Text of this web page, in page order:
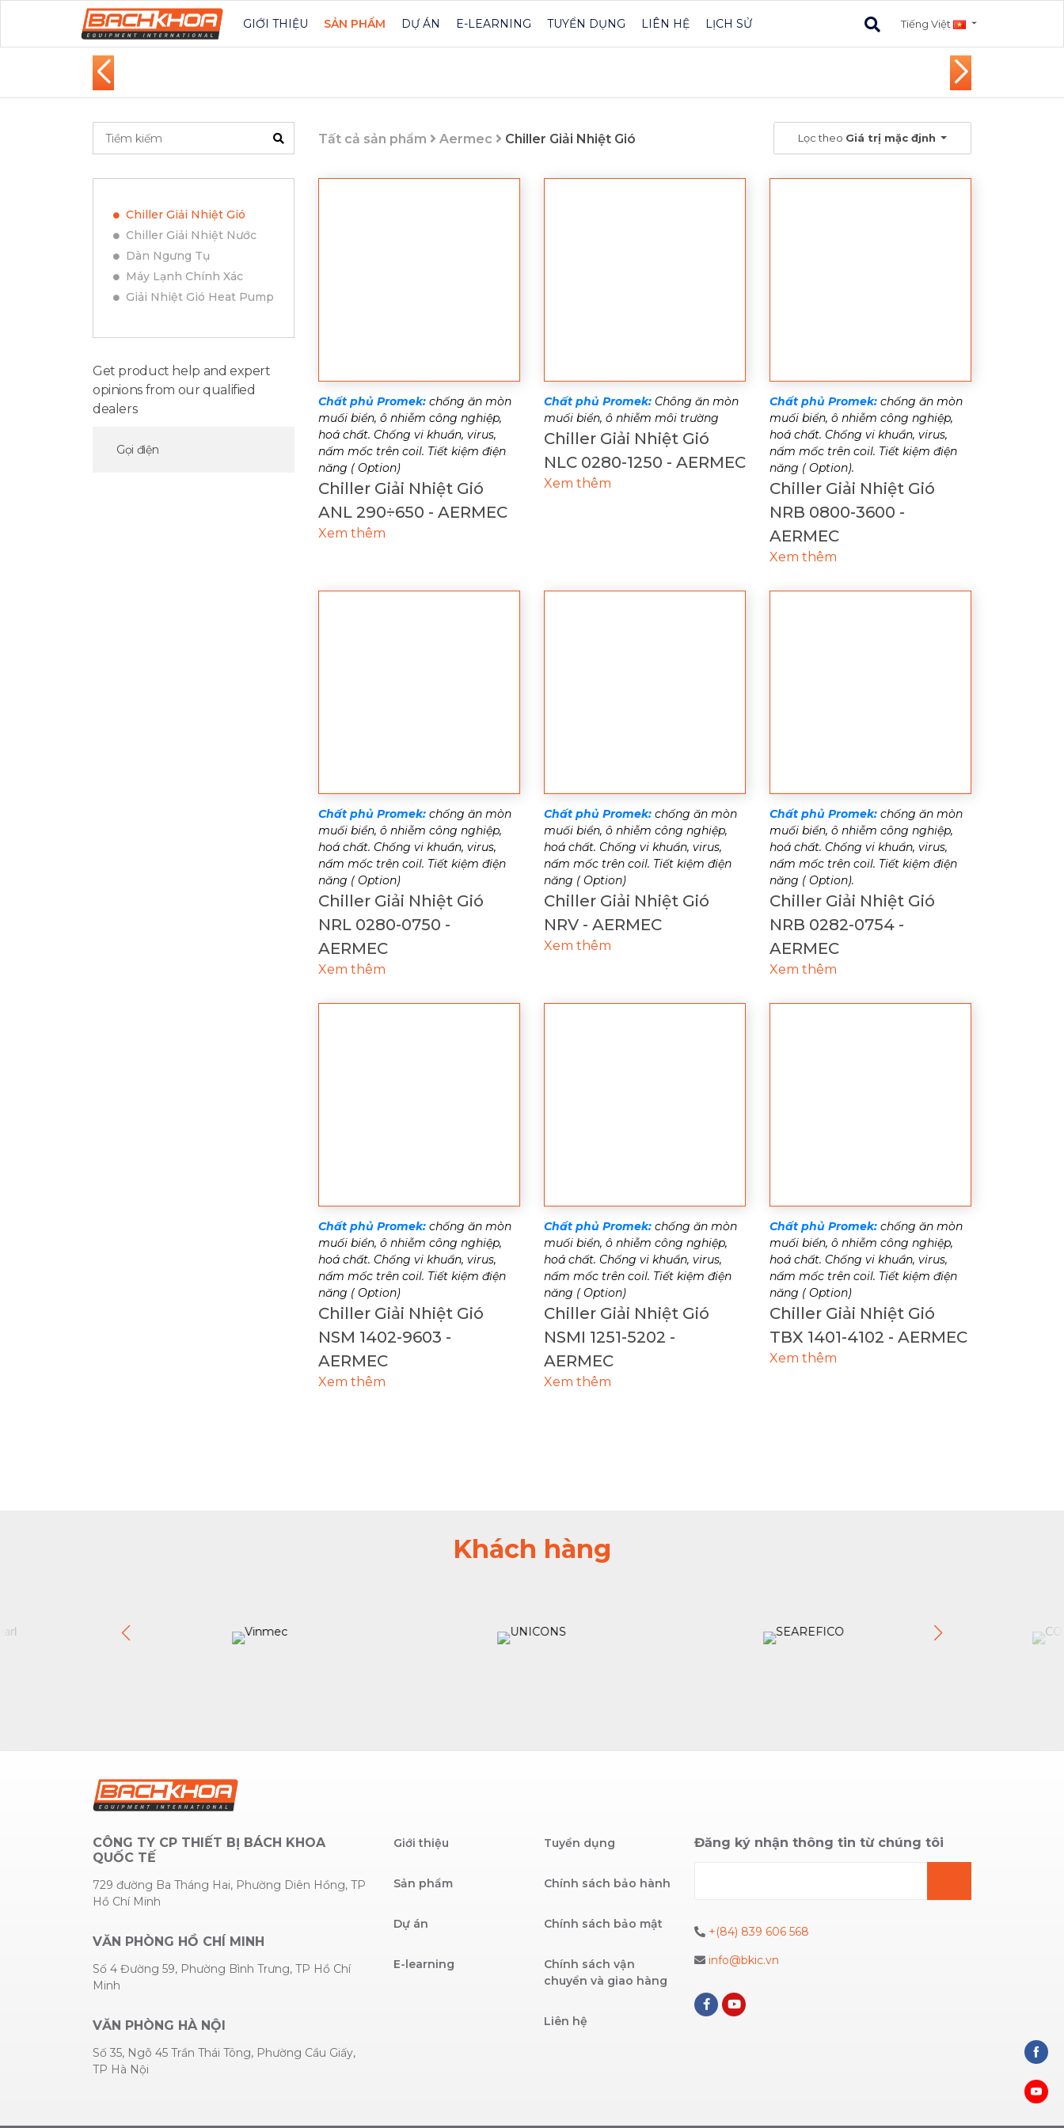
GIỚI THIỆU SẢN PHẨM DỰ ÁN E-LEARNING TUYỂN DỤNG LIÊN HỆ LỊCH SỬ Tiếng Việt
Tất cả sản phẩm Aermec Chiller Giải Nhiệt Gió Lọc theo Giá trị mặc đjnh
Chất phủ Promek: chống ăn mòn
muối biển, ô nhiễm công nghiệp,
hoá chất. Chống vi khuẩn, virus,
nấm mốc trên coil. Tiết kiệm điện
năng ( Option)
Chiller Giải Nhiệt Gió
ANL 290÷650 - AERMEC
Xem thêm
Chất phủ Promek:Chông ăn mòn
muối biển, ô nhiễm môi trường
Chiller Giải Nhiệt Gió
NLC 0280-1250 - AERMEC
Xem thêm
Chất phủ Promek:chống ăn mòn
muối biển, ô nhiễm công nghiệp,
hoá chất. Chống vi khuẩn, virus,
nấm mốc trên coil. Tiết kiệm điện
năng ( Option).
Chiller Giải Nhiệt Gió
NRB 0800-3600 -
AERMEC
Xem thêm
Chất phủ Promek: chống ăn mòn
muối biển, ô nhiễm công nghiệp,
hoá chất. Chống vi khuẩn, virus,
nấm mốc trên coil. Tiết kiệm điện
năng ( Option)
Chiller Giải Nhiệt Gió
NRL 0280-0750 -
AERMEC
Xem thêm
Chất phủ Promek:chống ăn mòn
muối biển, ô nhiễm công nghiệp,
hoá chất. Chống vi khuẩn, virus,
nấm mốc trên coil. Tiết kiệm điện
năng ( Option)
Chiller Giải Nhiệt Gió
NRV - AERMEC
Xem thêm
Chất phủ Promek:chống ăn mòn
muối biển, ô nhiễm công nghiệp,
hoá chất. Chống vi khuẩn, virus,
nấm mốc trên coil. Tiết kiệm điện
năng ( Option).
Chiller Giải Nhiệt Gió
NRB 0282-0754 -
AERMEC
Xem thêm
Chất phủ Promek: chống ăn mòn
muối biển, ô nhiễm công nghiệp,
hoá chất. Chống vi khuẩn, virus,
nấm mốc trên coil. Tiết kiệm điện
năng ( Option)
Chiller Giải Nhiệt Gió
NSM 1402-9603 -
AERMEC
Xem thêm
Chất phủ Promek:chống ăn mòn
muối biển, ô nhiễm công nghiệp,
hoá chất. Chống vi khuẩn, virus,
nấm mốc trên coil. Tiết kiệm điện
năng ( Option)
Chiller Giải Nhiệt Gió
NSMI 1251-5202 -
AERMEC
Xem thêm
Chất phủ Promek:chống ăn mòn
muối biển, ô nhiễm công nghiệp,
hoá chất. Chống vi khuẩn, virus,
nấm mốc trên coil. Tiết kiệm điện
năng ( Option)
Chiller Giải Nhiệt Gió
TBX 1401-4102 - AERMEC
Xem thêm
Chiller Giải Nhiệt Gió
Chiller Giải Nhiệt Nước
Dàn Ngưng Tụ
Máy Lạnh Chính Xác
Giải Nhiệt Gió Heat Pump
Get product help and expert
opinions from our qualified
dealers
Gọi điện
Khách hàng
CÔNG TY CP THIẾT BỊ BÁCH KHOA
QUỐC TẾ
729 đường Ba Tháng Hai, Phường Diên Hồng, TP
Hồ Chí Minh
VĂN PHÒNG HỒ CHÍ MINH
Số 4 Đường 59, Phường Bình Trưng, TP Hồ Chí
Minh
VĂN PHÒNG HÀ NỘI
Số 35, Ngõ 45 Trần Thái Tông, Phường Cầu Giấy,
TP Hà Nội
Giới thiệu
Sản phẩm
Dự án
E-learning
Tuyển dụng
Chính sách bảo hành
Chính sách bảo mật
Chính sách vận
chuyển và giao hàng
Liên hệ
Đăng ký nhận thông tin từ chúng tôi
+(84) 839 606 568
info@bkic.vn
on